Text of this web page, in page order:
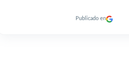
Publicado en